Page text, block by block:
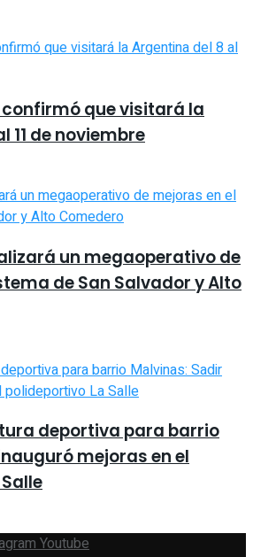
confirmó que visitará la
11 de noviembre
un megaoperativo de
de San Salvador y Alto
deportiva para barrio
mejoras en el
Youtube